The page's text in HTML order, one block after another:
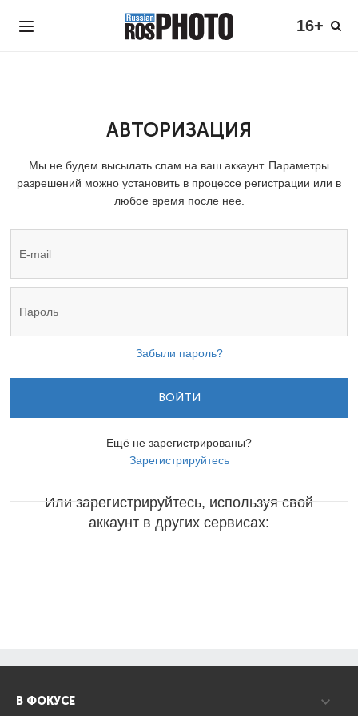
16+
АВТОРИЗАЦИЯ
Мы не будем высылать спам на ваш аккаунт. Параметры
разрешений можно установить в процессе регистрации или в
любое время после нее.
Забыли пароль?
ВОЙТИ
Ещё не зарегистрированы?
Зарегистрируйтесь
Или зарегистрируйтесь, используя свой
аккаунт в других сервисах:
В ФОКУСЕ